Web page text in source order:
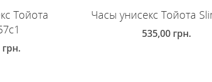
Тойота
грн.
Часы унисекс Тойота
535,00 грн.